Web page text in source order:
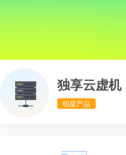
独享云虚机
明星产品